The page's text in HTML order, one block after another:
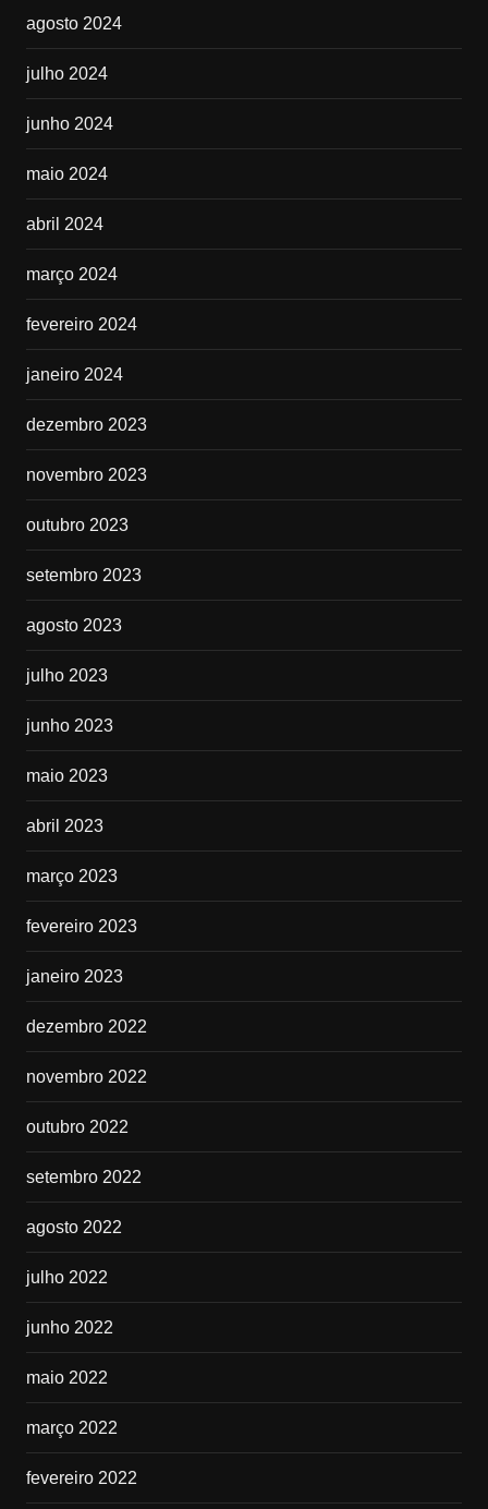
agosto 2024
julho 2024
junho 2024
maio 2024
abril 2024
março 2024
fevereiro 2024
janeiro 2024
dezembro 2023
novembro 2023
outubro 2023
setembro 2023
agosto 2023
julho 2023
junho 2023
maio 2023
abril 2023
março 2023
fevereiro 2023
janeiro 2023
dezembro 2022
novembro 2022
outubro 2022
setembro 2022
agosto 2022
julho 2022
junho 2022
maio 2022
março 2022
fevereiro 2022